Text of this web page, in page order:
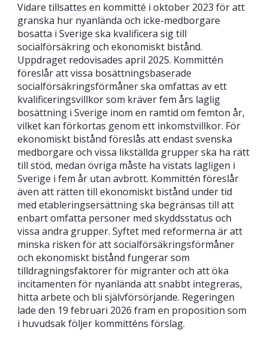
Vidare tillsattes en kommitté i oktober 2023 för att
granska hur nyanlända och icke-medborgare
bosatta i Sverige ska kvalificera sig till
socialförsäkring och ekonomiskt bistånd.
Uppdraget redovisades april 2025. Kommittén
föreslår att vissa bosättningsbaserade
socialförsäkringsförmåner ska omfattas av ett
kvalificeringsvillkor som kräver fem års laglig
bosättning i Sverige inom en ramtid om femton år,
vilket kan förkortas genom ett inkomstvillkor. För
ekonomiskt bistånd föreslås att endast svenska
medborgare och vissa likställda grupper ska ha rätt
till stöd, medan övriga måste ha vistats lagligen i
Sverige i fem år utan avbrott. Kommittén föreslår
även att rätten till ekonomiskt bistånd under tid
med etableringsersättning ska begränsas till att
enbart omfatta personer med skyddsstatus och
vissa andra grupper. Syftet med reformerna är att
minska risken för att socialförsäkringsförmåner
och ekonomiskt bistånd fungerar som
tilldragningsfaktorer för migranter och att öka
incitamenten för nyanlända att snabbt integreras,
hitta arbete och bli självförsörjande. Regeringen
lade den 19 februari 2026 fram en proposition som
i huvudsak följer kommitténs förslag.